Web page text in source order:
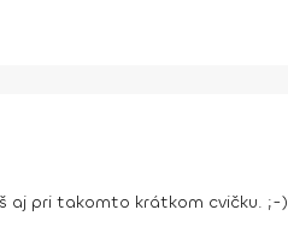
aj pri takomto krátkom cvičku. ;-)